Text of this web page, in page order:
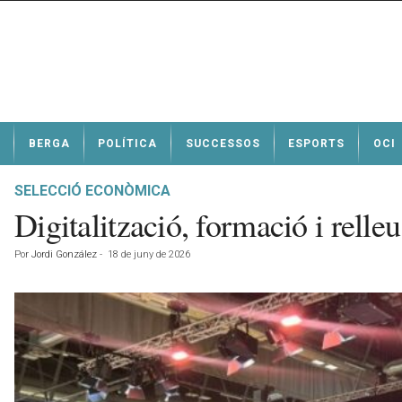
t
BERGA POLÍTICA SUCCESSOS ESPORTS OCI
SELECCIÓ ECONÒMICA
Digitalització, formació i
Por Jordi González - 18 de juny de 2026